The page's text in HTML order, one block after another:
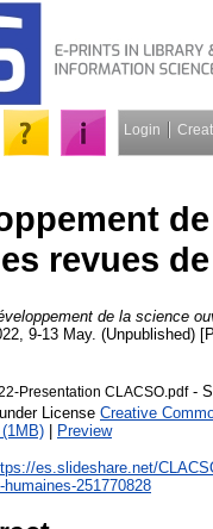
Login
revues
de la science
9-13 May. (Unpublished)
Presentation CLACSO.pdf-
License Creative
| Preview
es.slideshare.net/
251770828